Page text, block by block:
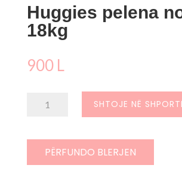
Huggies pelena
18kg
900 L
12-
SHTOJE NË
PËRFUNDO BLERJEN